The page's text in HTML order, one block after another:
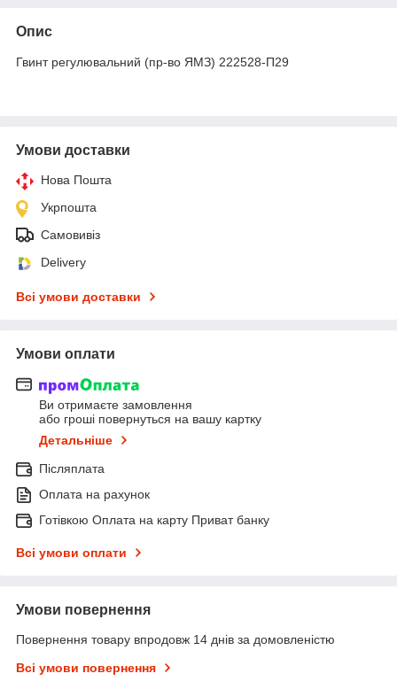
Опис
Гвинт регулювальний (пр-во ЯМЗ) 222528-П29
Умови доставки
Нова Пошта
Укрпошта
Самовивіз
Delivery
Всі умови доставки
Умови оплати
Ви отримаєте замовлення
або гроші повернуться на вашу картку
Детальніше
Післяплата
Оплата на рахунок
Готівкою Оплата на карту Приват банку
Всі умови оплати
Умови повернення
Повернення товару впродовж 14 днів за домовленістю
Всі умови повернення